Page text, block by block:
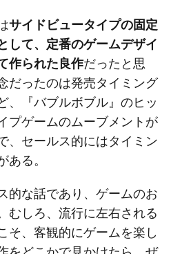
サイドビュータイプの固定
して、定番のゲームデザイ
作られた良作だったと思
だったのは発売タイミング
、『バブルボブル』のヒッ
プゲームのムーブメントが
、セールス的にはタイミン
ある。
的な話であり、ゲームのお
むしろ、流行に左右される
そ、客観的にゲームを楽し